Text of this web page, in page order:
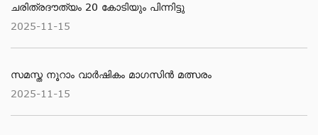
ചരിത്രദൗത്യം 20 കോടിയും പിന്നിട്ടു
2025-11-15
സമസ്ത നൂറാം വാർഷികം മാഗസിൻ മത്സരം
2025-11-15